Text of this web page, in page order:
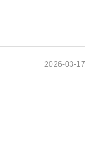
2026-03-17